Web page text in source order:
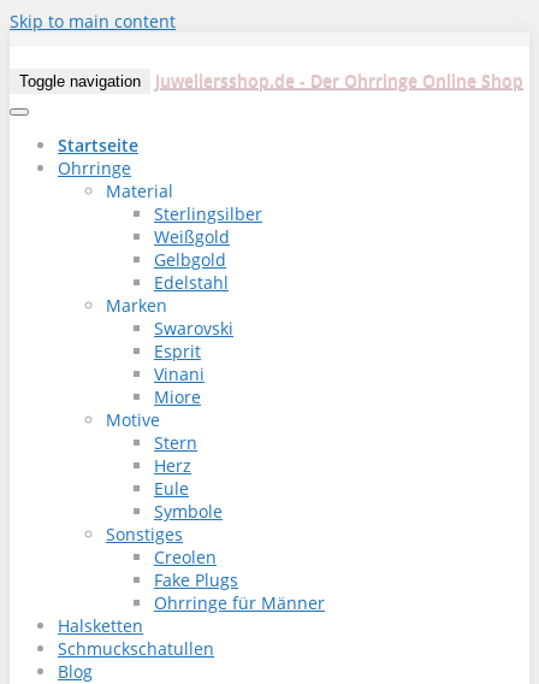
Skip to main content
Toggle navigation Juweliersshop.de - Der Ohrringe Online Shop
Startseite
Ohrringe
Material
Sterlingsilber
Weißgold
Gelbgold
Edelstahl
Marken
Swarovski
Esprit
Vinani
Miore
Motive
Stern
Herz
Eule
Symbole
Sonstiges
Creolen
Fake Plugs
Ohrringe für Männer
Halsketten
Schmuckschatullen
Blog